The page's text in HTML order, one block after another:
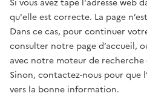
Si vous avez tapé l'adresse web
qu'elle est correcte. La page
Dans ce cas, pour continuer
consulter notre page d’accueil,
avec notre moteur de recherche
Sinon, contactez-nous pour que
vers la bonne information.